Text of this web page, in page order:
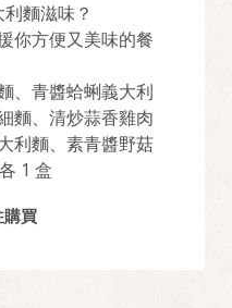
麵滋味？
你方便又美味的餐
、青醬蛤蜊義大利
麵、清炒蒜香雞肉
利麵、素青醬野菇
1 盒
購買